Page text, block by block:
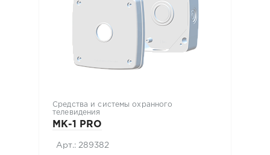
Средства и системы охранного
телевидения
МК-1 PRO
Арт.: 289382